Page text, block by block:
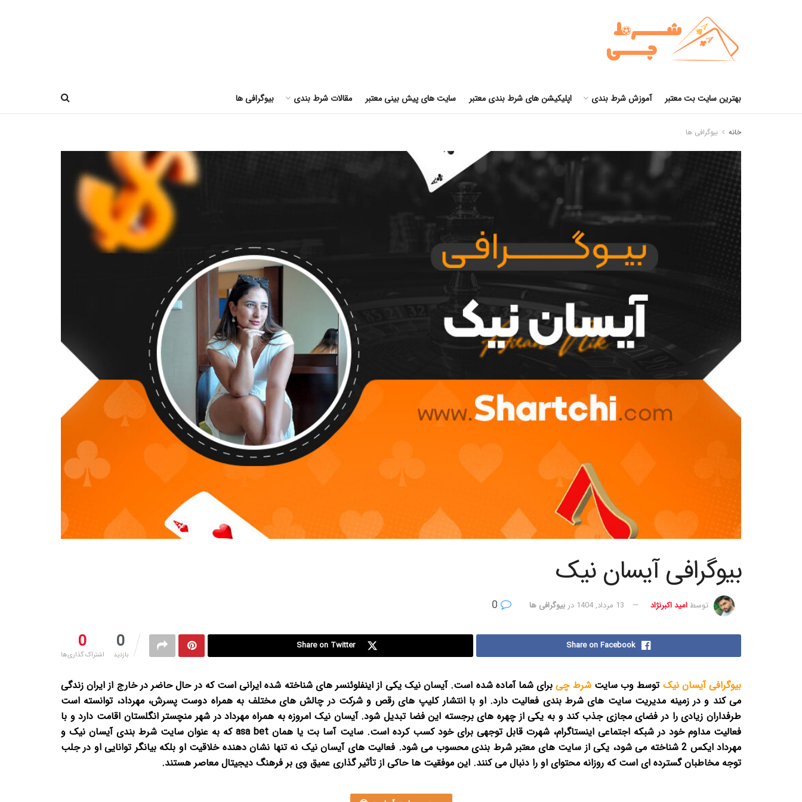
بهترین سایت بت معتبر آموزش شرط بندی اپلیکیشن های شرط بندی معتبر سایت های پیش بینی معتبر مقالات شرط بندی بیوگرافی ها
خانه بیوگرافی ها
بیوگرافی آیسان نیک
توسطامید اکبرنژاد 13 مرداد, 1404 در بیوگرافی ها
0
اشتراک گذاری‌ها
0
بازدید
Share on Facebook
Share on Twitter
بیوگرافی آیسان نیکتوسط وب سایتشرط چیبرای شما آماده شده است.آیسان نیک یکی از اینفلوئنسر های شناخته شده ایرانی است که در حال حاضر در خارج از ایران زندگی
می کند و در زمینه مدیریت سایت های شرط بندی فعالیت دارد. او با انتشار کلیپ های رقص و شرکت در چالش های مختلف به همراه دوست پسرش، مهرداد، توانسته است
طرفداران زیادی را در فضای مجازی جذب کند و به یکی از چهره های برجسته این فضا تبدیل شود. آیسان نیک امروزه به همراه مهرداد در شهر منچستر انگلستان اقامت دارد و با
فعالیت مداوم خود در شبکه اجتماعی اینستاگرام، شهرت قابل توجهی برای خود کسب کرده است. سایت آسا بت یا همان asa bet که به عنوان سایت شرط بندی آیسان نیک و
مهرداد ایکس 2 شناخته می شود، یکی از سایت های معتبر شرط بندی محسوب می شود. فعالیت های آیسان نیک نه تنها نشان دهنده خلاقیت او بلکه بیانگر توانایی او در جلب
توجه مخاطبان گسترده ای است که روزانه محتوای او را دنبال می کنند. این موفقیت ها حاکی از تأثیر گذاری عمیق وی بر فرهنگ دیجیتال معاصر هستند.